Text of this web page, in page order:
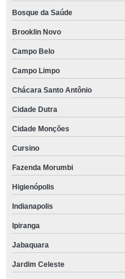
Bosque da Saúde
Brooklin Novo
Campo Belo
Campo Limpo
Chácara Santo Antônio
Cidade Dutra
Cidade Monções
Cursino
Fazenda Morumbi
Higienópolis
Indianapolis
Ipiranga
Jabaquara
Jardim Celeste